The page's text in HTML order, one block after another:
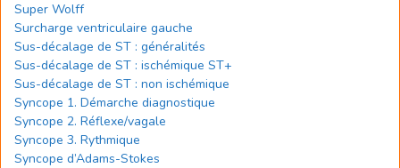
Super Wolff
Surcharge ventriculaire gauche
Sus-décalage de ST : généralités
Sus-décalage de ST : ischémique ST+
Sus-décalage de ST : non ischémique
Syncope 1. Démarche diagnostique
Syncope 2. Réflexe/vagale
Syncope 3. Rythmique
Syncope d’Adams-Stokes